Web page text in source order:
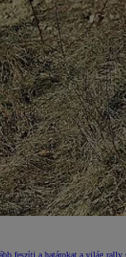
feszíti a határokat a világ rally